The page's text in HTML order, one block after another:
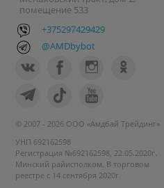
помещение 533
+375297429429
@AMDbybot
© 2007 - 2026 ООО «Амдбай Трейдинг»
УНП 692162598
Регистрация №692162598, 22.05.2020г.
Минский райисполком. В торговом
реестре с 14 сентября 2020г.